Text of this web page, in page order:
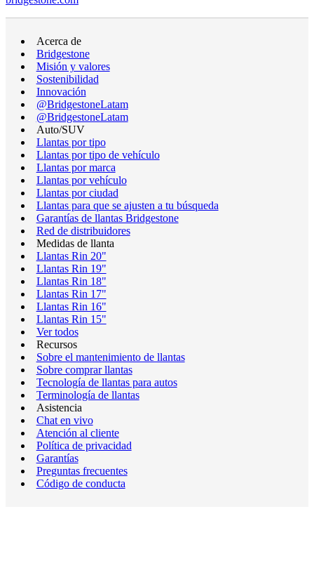
Acerca de
Bridgestone
Misión y valores
Sostenibilidad
Innovación
@BridgestoneLatam
@BridgestoneLatam
Auto/SUV
Llantas por tipo
Llantas por tipo de vehículo
Llantas por marca
Llantas por vehículo
Llantas por ciudad
Llantas para que se ajusten a tu búsqueda
Garantías de llantas Bridgestone
Red de distribuidores
Medidas de llanta
Llantas Rin 20"
Llantas Rin 19"
Llantas Rin 18"
Llantas Rin 17"
Llantas Rin 16"
Llantas Rin 15"
Ver todos
Recursos
Sobre el mantenimiento de llantas
Sobre comprar llantas
Tecnología de llantas para autos
Terminología de llantas
Asistencia
Chat en vivo
Atención al cliente
Política de privacidad
Garantías
Preguntas frecuentes
Código de conducta